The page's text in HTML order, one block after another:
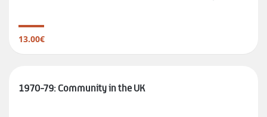
13.00€
1970-79: Community in the UK